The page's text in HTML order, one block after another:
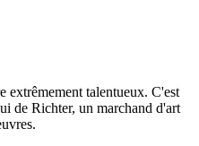
extrêmement talentueux. C'est
de Richter, un marchand d'art